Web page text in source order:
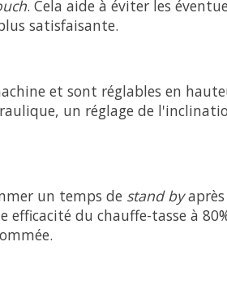
. Cela aide à éviter les
satisfaisante.
et sont réglables en
un réglage de
un temps de stand by
efficacité du chauffe-tasse à